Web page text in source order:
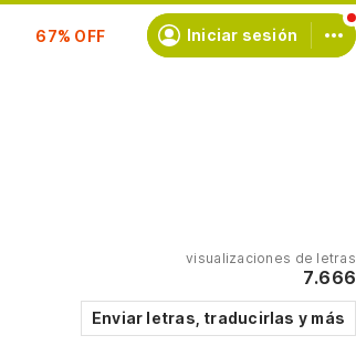
Suscríbete Iniciar sesión
visualizaciones de letras
7.666
Enviar letras, traducirlas y más